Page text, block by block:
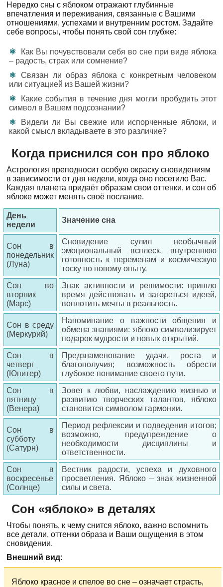
Нередко сны с яблоком отражают глубинные
впечатления и переживания, связанные с Вашими
отношениями, успехами и внутренним ростом. Задайте
себе вопросы, чтобы понять свой сон глубже:
Как Вы почувствовали себя во сне при виде яблока
– радость, страх или сомнение?
Связан ли образ яблока с конкретным человеком
или ситуацией из Вашей жизни?
Какие события в течение дня могли пробудить этот
символ в Вашем подсознании?
Видели ли Вы свежие или испорченные яблоки, и
какой смысл вкладываете в это различие?
Когда приснился сон про яблоко
Астрология преподносит особую окраску сновидениям
в зависимости от дня недели, когда оно посетило Вас.
Каждая планета придаёт образам свои оттенки, и сон об
яблоке может менять своё послание.
День
недели
Значение сна
Сон в
понедельник
(Луна)
Сновидение сулил необычный
эмоциональный всплеск, внутреннюю
готовность к переменам и космическую
тоску по новому опыту.
Сон во
вторник
(Марс)
Знак активности и решимости: пришло
время действовать и загореться идеей,
воплотить мечты в реальность.
Сон в среду
(Меркурий)
Напоминание о важности общения и
обмена знаниями: яблоко символизирует
подарок мудрости и новых открытий.
Сон в
четверг
(Юпитер)
Предзнаменование удачи, роста и
благополучия; возможность обрести
глубокое понимание своего пути.
Сон в
пятницу
(Венера)
Зовет к любви, наслаждению жизнью и
развитию творческих талантов, яблоко
становится символом гармонии.
Сон в
субботу
(Сатурн)
Период рефлексии и подведения итогов;
возможно, предупреждение о
необходимости дисциплины и
ответственности.
Сон в
воскресенье
(Солнце)
Вестник радости, успеха и духовного
просветления. Яблоко – знак жизненной
силы и света.
Сон «яблоко» в деталях
Чтобы понять, к чему снится яблоко, важно вспомнить
все детали, оттенки образа и Ваши ощущения в этом
сновидении.
Внешний вид:
Яблоко красное и спелое во сне – означает страсть,